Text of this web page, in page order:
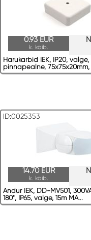
0.93 EUR
k. käib.
Harukarbid IEK, IP20, valge,
pinnapealne, 75x75x20mm,
ID:0025353
14.70 EUR
k. käib.
Andur IEK, DD-MV501,
180*, IP65, valge, 15m MA...